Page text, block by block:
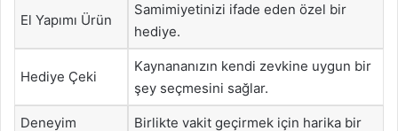
El Yapımı Ürün
Samimiyetinizi ifade eden özel bir
hediye.
Hediye Çeki
Kaynananızın kendi zevkine uygun bir
şey seçmesini sağlar.
Deneyim
Birlikte vakit geçirmek için harika bir